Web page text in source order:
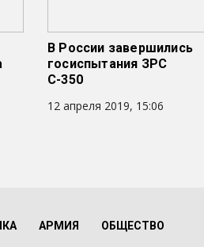
В России завершились
госиспытания ЗРС
С-350
12 апреля 2019, 15:06
АРМИЯ ОБЩЕСТВО